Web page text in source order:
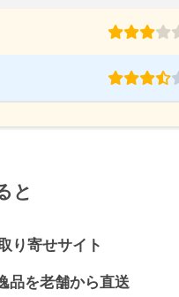
と
り寄せサイト
品を老舗から直送